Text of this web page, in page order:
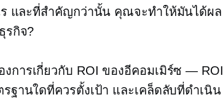
ร และที่สำคัญกว่านั้น คุณจะทำให้มันได้ผล
รกิจ?
ารเกี่ยวกับ ROI ของอีคอมเมิร์ซ — ROI
านใดที่ควรตั้งเป้า และเคล็ดลับที่ดำเนิน